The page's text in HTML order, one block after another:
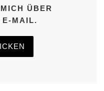
ÜBER
E-MAIL.